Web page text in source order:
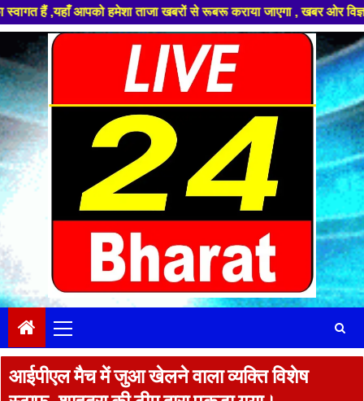
आपको हमेशा ताजा खबरों से रूबरू कराया जाएगा , खबर ओर विज्ञापन के
Skip
to
content
Menu
आईपीएल मैच में जुआ खेलने वाला व्यक्ति विशेष